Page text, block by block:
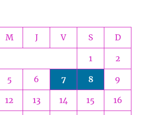
M J V S D
1 2
5 6 7 8 9
12 13 14 15 16